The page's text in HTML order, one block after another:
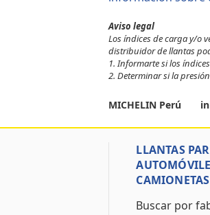
Aviso legal
Los índices de carga y/o
distribuidor de llantas
1. Informarte si los
2. Determinar si la
MICHELIN Perú
LLANTAS
CAMIONETAS
Buscar por